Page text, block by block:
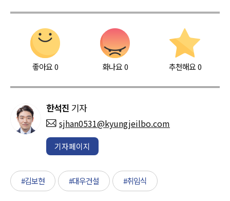
좋아요0 화나요0 추천해요 0
한석진 기자
sjhan0531@kyungjeilbo.com
기자페이지
#김보현 #대우건설 #취임식